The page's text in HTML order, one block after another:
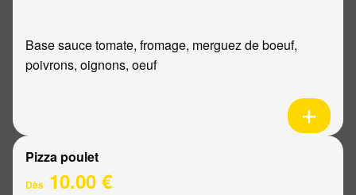
Base sauce tomate, fromage, merguez de boeuf,
poivrons, oignons, oeuf
Pizza poulet
Dès 10.00 €